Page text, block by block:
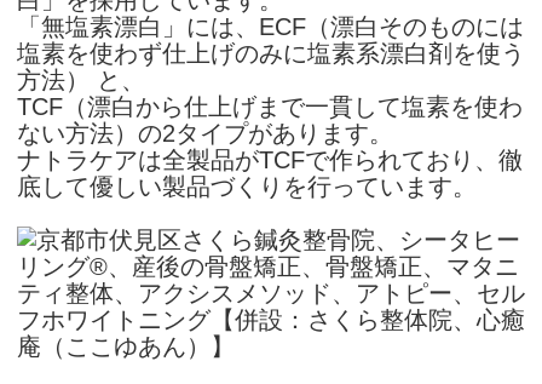
「無塩素漂白」には、ECF（漂白そのものには
塩素を使わず仕上げのみに塩素系漂白剤を使う
方法） と、
TCF（漂白から仕上げまで一貫して塩素を使わ
ない方法）の2タイプがあります。
ナトラケアは全製品がTCFで作られており、徹
底して優しい製品づくりを行っています。